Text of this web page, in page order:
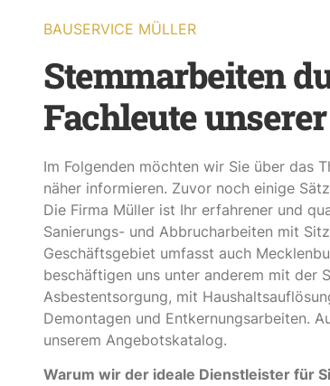
BAUSERVICE MÜLLER
Stemmarbeiten
Fachleute
Im Folgenden möchten wir Sie über das
näher informieren. Zuvor noch einige
Die Firma Müller ist Ihr erfahrener und
Sanierungs- und Abbrucharbeiten mit
Geschäftsgebiet umfasst auch
beschäftigen uns unter anderem mit der
Asbestentsorgung, mit
Demontagen und Entkernungsarbeiten.
unserem Angebotskatalog.
Warum wir der ideale Dienstleister für